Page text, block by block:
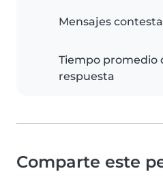
Mensajes
Tiempo promedio
respuesta
Comparte este